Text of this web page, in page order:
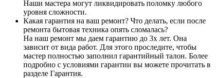
Наши мастера могут ликвидировать поломку любого
уровня сложности.
Какая гарантия на ваш ремонт? Что делать, если после
ремонта бытовая техника опять сломалась?
На наш ремонт мы даем гарантию до 3х лет. Она
зависит от вида работ. Для этого проследите, чтобы
мастер полностью заполнил гарантийный талон. Более
подробно с условиями гарантии вы можете прочитать в
разделе Гарантия.